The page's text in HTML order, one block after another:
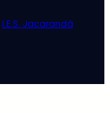
I.E.S. Jacarandá